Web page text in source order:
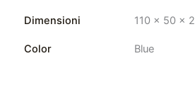
Dimensioni 110 × 50 ×
Color Blue